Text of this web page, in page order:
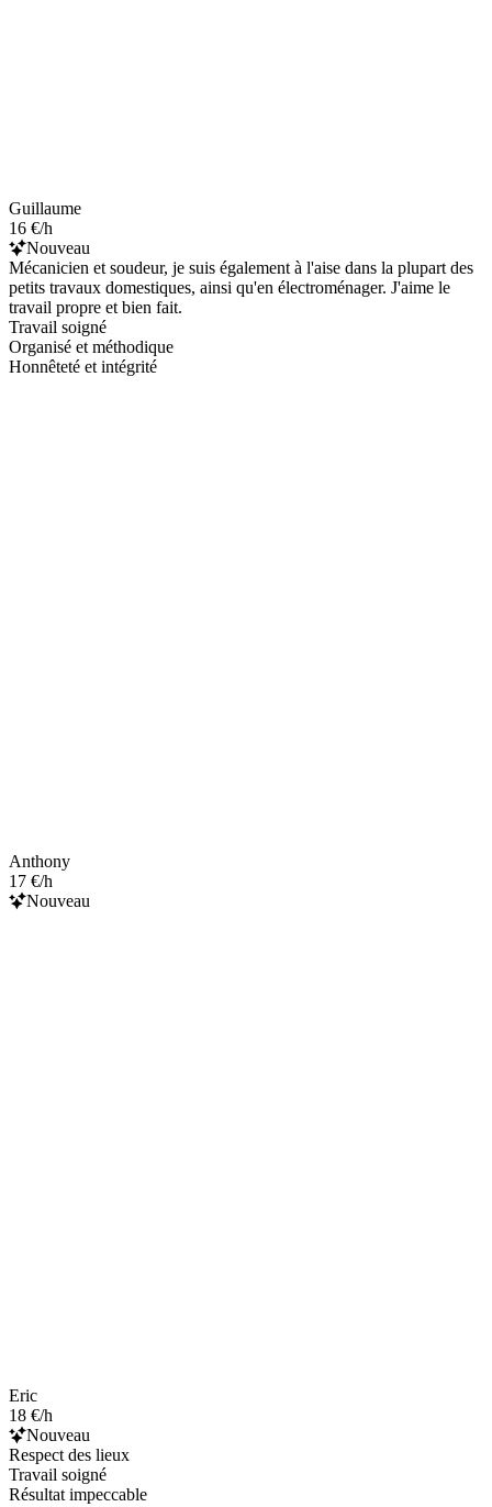
Guillaume
16 €/h
Nouveau
Mécanicien et soudeur, je suis également à l'aise dans la plupart des
petits travaux domestiques, ainsi qu'en électroménager. J'aime le
travail propre et bien fait.
Travail soigné
Organisé et méthodique
Honnêteté et intégrité
Anthony
17 €/h
Nouveau
Eric
18 €/h
Nouveau
Respect des lieux
Travail soigné
Résultat impeccable